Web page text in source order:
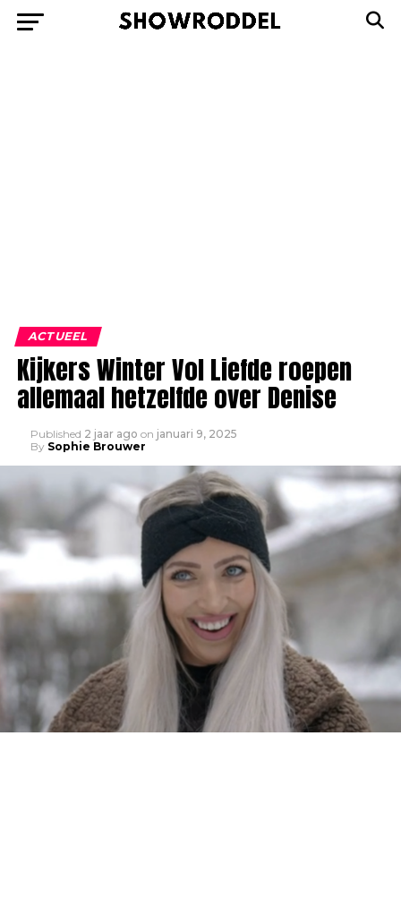
ACTUEEL
Kijkers Winter Vol Liefde roepen
allemaal hetzelfde over Denise
Published 2 jaar ago on januari 9, 2025
By Sophie Brouwer